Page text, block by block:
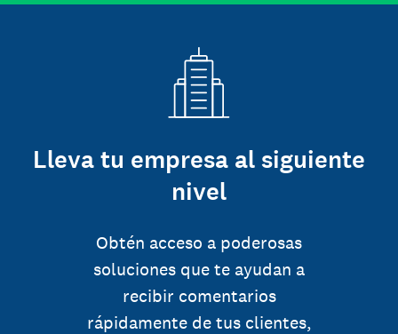
Lleva tu empresa al siguiente
nivel
Obtén acceso a poderosas
soluciones que te ayudan a
recibir comentarios
rápidamente de tus clientes,